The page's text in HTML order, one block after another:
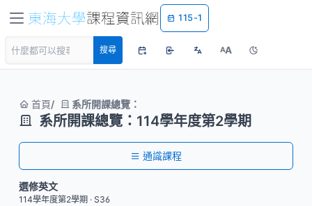
115-1
搜尋 AA
首頁 系所開課總覽：
系所開課總覽：114學年度第2學期
通識課程
選修英文
114學年度第2學期 · S36